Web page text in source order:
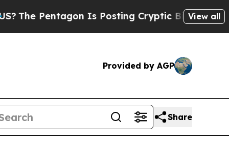
Is Posting Cryptic Biblical Messages on
View all
Provided by AGP
Share